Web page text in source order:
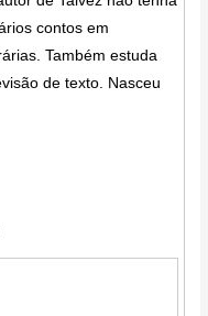
contos em
Também estuda
de texto. Nasceu